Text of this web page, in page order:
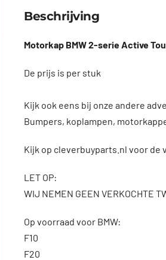
Beschrijving
Motorkap BMW 2-serie Active
De prijs is per stuk
Kijk ook eens bij onze andere
Bumpers, koplampen,
Kijk op cleverbuyparts.nl voor de
LET OP:
WIJ NEMEN GEEN VERKOCHTE
Op voorraad voor BMW:
F10
F20